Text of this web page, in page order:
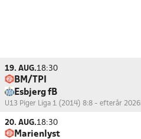
19. AUG.18:30
BM/TPI
Esbjerg fB
U13 Piger Liga 1 (2014) 8:8 - efterår 2026
20. AUG.18:30
Marienlyst